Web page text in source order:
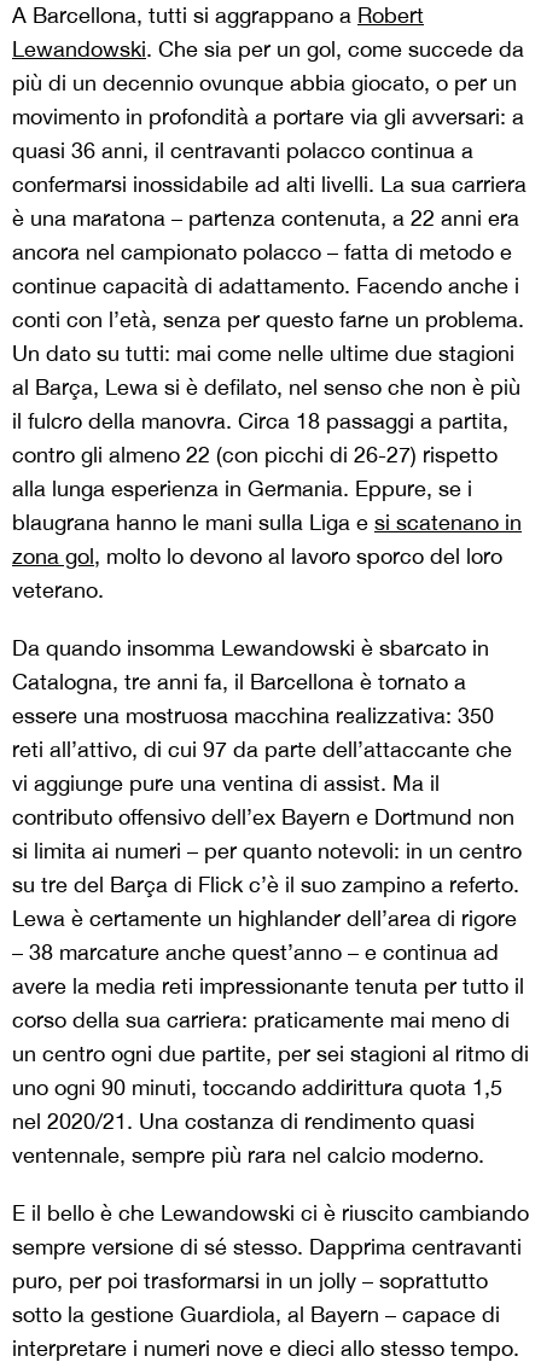
A Barcellona, tutti si aggrappano a Robert
Lewandowski. Che sia per un gol, come succede da
più di un decennio ovunque abbia giocato, o per un
movimento in profondità a portare via gli avversari: a
quasi 36 anni, il centravanti polacco continua a
confermarsi inossidabile ad alti livelli. La sua carriera
è una maratona – partenza contenuta, a 22 anni era
ancora nel campionato polacco – fatta di metodo e
continue capacità di adattamento. Facendo anche i
conti con l’età, senza per questo farne un problema.
Un dato su tutti: mai come nelle ultime due stagioni
al Barça, Lewa si è defilato, nel senso che non è più
il fulcro della manovra. Circa 18 passaggi a partita,
contro gli almeno 22 (con picchi di 26-27) rispetto
alla lunga esperienza in Germania. Eppure, se i
blaugrana hanno le mani sulla Liga e si scatenano in
zona gol, molto lo devono al lavoro sporco del loro
veterano.
Da quando insomma Lewandowski è sbarcato in
Catalogna, tre anni fa, il Barcellona è tornato a
essere una mostruosa macchina realizzativa: 350
reti all’attivo, di cui 97 da parte dell’attaccante che
vi aggiunge pure una ventina di assist. Ma il
contributo offensivo dell’ex Bayern e Dortmund non
si limita ai numeri – per quanto notevoli: in un centro
su tre del Barça di Flick c’è il suo zampino a referto.
Lewa è certamente un highlander dell’area di rigore
– 38 marcature anche quest’anno – e continua ad
avere la media reti impressionante tenuta per tutto il
corso della sua carriera: praticamente mai meno di
un centro ogni due partite, per sei stagioni al ritmo di
uno ogni 90 minuti, toccando addirittura quota 1,5
nel 2020/21. Una costanza di rendimento quasi
ventennale, sempre più rara nel calcio moderno.
E il bello è che Lewandowski ci è riuscito cambiando
sempre versione di sé stesso. Dapprima centravanti
puro, per poi trasformarsi in un jolly – soprattutto
sotto la gestione Guardiola, al Bayern – capace di
interpretare i numeri nove e dieci allo stesso tempo.